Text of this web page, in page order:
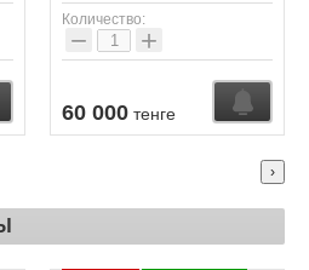
Количество:
− +
60 000 тенге
Купить
›